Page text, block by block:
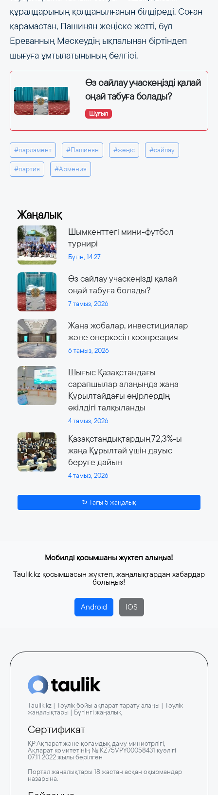
құралдарының қолданылғанын білдіреді. Соған
қарамастан, Пашинян жеңіске жетті, бұл
Ереванның Мәскеудің ықпалынан біртіндеп
шығуға ұмтылатынының белгісі.
Өз сайлау учаскеңізді қалай
оңай табуға болады?
Шұғыл
#парламент #Пашинян #жеңіс #сайлау
#партия #Армения
Жаңалық
Шымкенттегі мини-футбол
турнирі
Бүгін, 14:27
Өз сайлау учаскеңізді қалай
оңай табуға болады?
7 тамыз, 2026
Жаңа жобалар, инвестициялар
және өнеркәсіп коопреация
6 тамыз, 2026
Шығыс Қазақстандағы
сарапшылар алаңында жаңа
Құрылтайдағы өңірлердің
өкілдігі талқыланды
4 тамыз, 2026
Қазақстандықтардың 72,3%-ы
жаңа Құрылтай үшін дауыс
беруге дайын
4 тамыз, 2026
↻ Тағы 5 жаңалық
Мобилді қосымшаны жүктеп алыңыз!
Taulik.kz қосымшасын жүктеп, жаңалықтардан хабардар
болыңыз!
Android IOS
Taulik.kz | Тәулік бойы ақпарат тарату алаңы | Тәулік
жаңалықтары | Бүгінгі жаңалық
Сертификат
ҚР Ақпарат және қоғамдық даму министрлігі,
Ақпарат комитетінің № KZ75VPY00058431 куәлігі
07.11.2022 жылы берілген
Портал жаңалықтары 18 жастан асқан оқырмандар
назарына.